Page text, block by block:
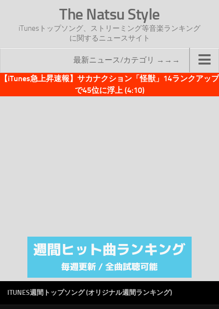
The Natsu Style
iTunesトップソング、ストリーミング等音楽ランキング
に関するニュースサイト
最新ニュース/カテゴリ →→→
TOP
注目カテゴリ
オリジナルiTunes週間トップソング
【iTunes急上昇速報】サカナクション「怪獣」14ランクアップ
で45位に浮上 (4:10)
ITUNES週間トップソング (オリジナル週間ランキング)